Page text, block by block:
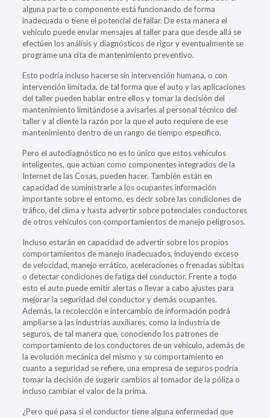
alguna parte o componente está funcionando de forma
inadecuada o tiene el potencial de fallar. De esta manera el
vehículo puede enviar mensajes al taller para que desde allá se
efectúen los análisis y diagnósticos de rigor y eventualmente se
programe una cita de mantenimiento preventivo.
Esto podría incluso hacerse sin intervención humana, o con
intervención limitada, de tal forma que el auto y las aplicaciones
del taller pueden hablar entre ellos y tomar la decisión del
mantenimiento limitándose a avisarles al personal técnico del
taller y al cliente la razón por la que el auto requiere de ese
mantenimiento dentro de un rango de tiempo específico.
Pero el autodiagnóstico no es lo único que estos vehículos
inteligentes, que actúan como componentes integrados de la
Internet de las Cosas, pueden hacer. También están en
capacidad de suministrarle a los ocupantes información
importante sobre el entorno, es decir sobre las condiciones de
tráfico, del clima y hasta advertir sobre potenciales conductores
de otros vehículos con comportamientos de manejo peligrosos.
Incluso estarán en capacidad de advertir sobre los propios
comportamientos de manejo inadecuados, incluyendo exceso
de velocidad, manejo errático, aceleraciones o frenadas súbitas
o detectar condiciones de fatiga del conductor. Frente a todo
esto el auto puede emitir alertas o llevar a cabo ajustes para
mejorar la seguridad del conductor y demás ocupantes.
Además, la recolección e intercambio de información podrá
ampliarse a las industrias auxiliares, como la industria de
seguros, de tal manera que, conociendo los patrones de
comportamiento de los conductores de un vehículo, además de
la evolución mecánica del mismo y su comportamiento en
cuanto a seguridad se refiere, una empresa de seguros podría
tomar la decisión de sugerir cambios al tomador de la póliza o
incluso cambiar el valor de la prima.
¿Pero qué pasa si el conductor tiene alguna enfermedad que